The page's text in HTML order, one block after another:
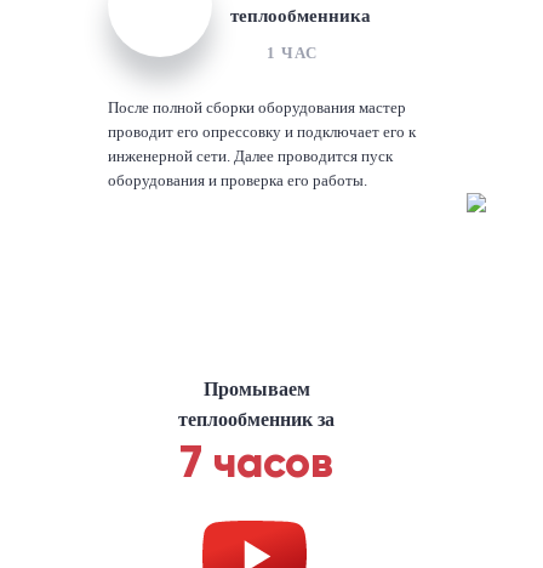
теплообменника
1 ЧАС
После полной сборки оборудования мастер
проводит его опрессовку и подключает его к
инженерной сети. Далее проводится пуск
оборудования и проверка его работы.
Промываем
теплообменник за
7 часов